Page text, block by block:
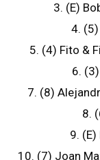
3. (E)
4.
5. (4) Fito &
6.
7. (8)
8.
9.
10. (7) Joan